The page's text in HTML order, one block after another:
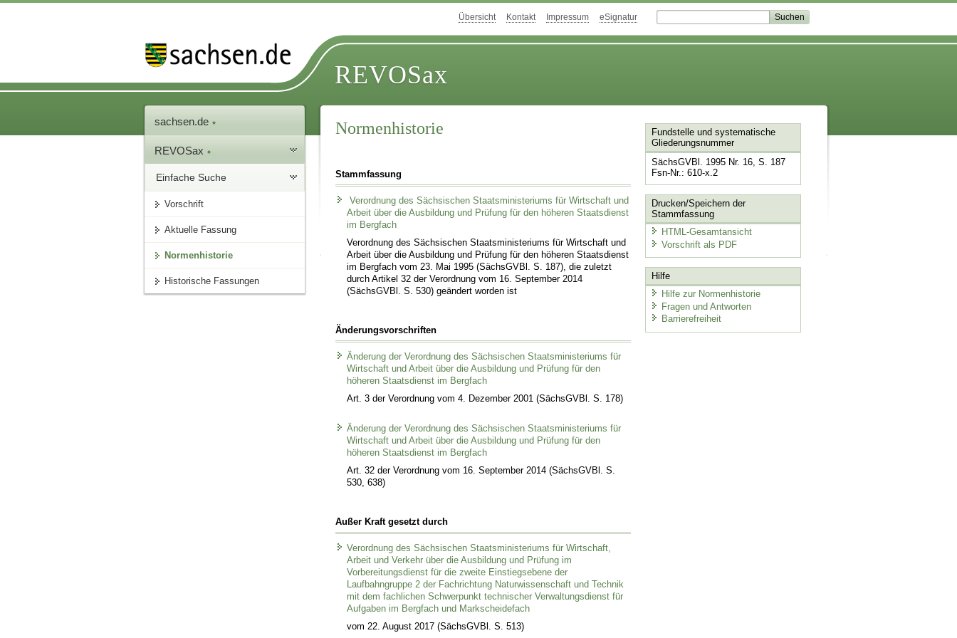
Übersicht Kontakt Impressum eSignatur
REVOSax
sachsen.de
REVOSax
Einfache Suche
Vorschrift
Aktuelle Fassung
Normenhistorie
Historische Fassungen
Normenhistorie
Stammfassung
Verordnung des Sächsischen Staatsministeriums für Wirtschaft und
Arbeit über die Ausbildung und Prüfung für den höheren Staatsdienst
im Bergfach
Verordnung des Sächsischen Staatsministeriums für Wirtschaft und
Arbeit über die Ausbildung und Prüfung für den höheren Staatsdienst
im Bergfach vom 23. Mai 1995 (SächsGVBl. S. 187), die zuletzt
durch Artikel 32 der Verordnung vom 16. September 2014
(SächsGVBl. S. 530) geändert worden ist
Änderungsvorschriften
Änderung der Verordnung des Sächsischen Staatsministeriums für
Wirtschaft und Arbeit über die Ausbildung und Prüfung für den
höheren Staatsdienst im Bergfach
Art. 3 der Verordnung vom 4. Dezember 2001 (SächsGVBl. S. 178)
Änderung der Verordnung des Sächsischen Staatsministeriums für
Wirtschaft und Arbeit über die Ausbildung und Prüfung für den
höheren Staatsdienst im Bergfach
Art. 32 der Verordnung vom 16. September 2014 (SächsGVBl. S.
530, 638)
Außer Kraft gesetzt durch
Verordnung des Sächsischen Staatsministeriums für Wirtschaft,
Arbeit und Verkehr über die Ausbildung und Prüfung im
Vorbereitungsdienst für die zweite Einstiegsebene der
Laufbahngruppe 2 der Fachrichtung Naturwissenschaft und Technik
mit dem fachlichen Schwerpunkt technischer Verwaltungsdienst für
Aufgaben im Bergfach und Markscheidefach
vom 22. August 2017 (SächsGVBl. S. 513)
Fundstelle und systematische
Gliederungsnummer
SächsGVBl. 1995 Nr. 16, S. 187
Fsn-Nr.: 610-x.2
Drucken/Speichern der
Stammfassung
HTML-Gesamtansicht
Vorschrift als PDF
Hilfe
Hilfe zur Normenhistorie
Fragen und Antworten
Barrierefreiheit